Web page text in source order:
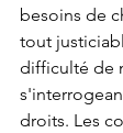
besoins de
tout
difficulté de
droits. Les